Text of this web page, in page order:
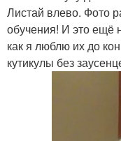
Листай влево. Фото
обучения! И это ещё
как я люблю их до
кутикулы без